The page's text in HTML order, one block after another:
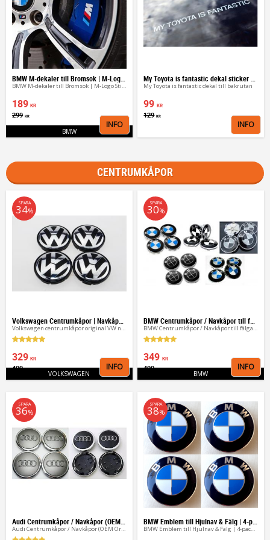
BMW M-dekaler till Bromsok | M-Logo Stickers
189 KR
299 KR
BMW Lägg till i favoriter
INFO
My Toyota is fantastic dekal till bakrutan
99 KR
129 KR
INFO
CENTRUMKÅPOR
329 KR
499KR
SPARA
34%
VOLKSWAGEN Lägg till i favoriter
INFO
349 KR
499KR
SPARA
30%
BMW
INFO
Audi Centrumkåpor / Navkåpor (OEM Original 4-pack)
SPARA
36%
BMW Emblem till Hjulnav & Fälg | 4-pack Aluminium (56/60/65mm)
SPARA
38%